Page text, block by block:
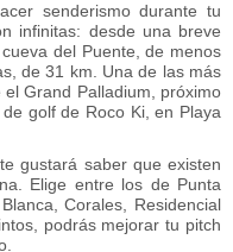
senderismo durante tu
infinitas: desde una breve
del Puente, de menos
de 31 km. Una de las más
Grand Palladium, próximo
golf de Roco Ki, en Playa
gustará saber que existen
Elige entre los de Punta
Corales, Residencial
podrás mejorar tu pitch